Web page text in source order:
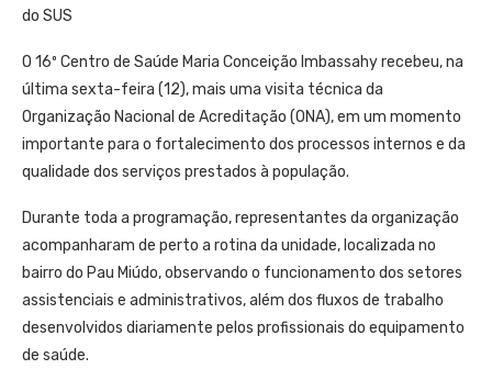
do SUS
O 16º Centro de Saúde Maria Conceição Imbassahy recebeu, na
última sexta-feira (12), mais uma visita técnica da
Organização Nacional de Acreditação (ONA), em um momento
importante para o fortalecimento dos processos internos e da
qualidade dos serviços prestados à população.
Durante toda a programação, representantes da organização
acompanharam de perto a rotina da unidade, localizada no
bairro do Pau Miúdo, observando o funcionamento dos setores
assistenciais e administrativos, além dos fluxos de trabalho
desenvolvidos diariamente pelos profissionais do equipamento
de saúde.